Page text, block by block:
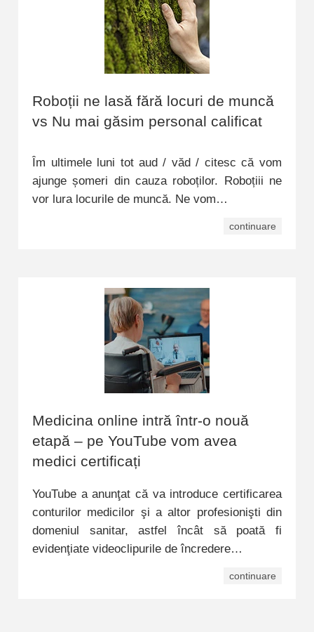
Roboții ne lasă fără locuri de muncă
vs Nu mai găsim personal calificat
Îm ultimele luni tot aud / văd / citesc că vom
ajunge șomeri din cauza roboților. Roboțiii ne
vor lura locurile de muncă. Ne vom…
continuare
Medicina online intră într-o nouă
etapă – pe YouTube vom avea
medici certificați
YouTube a anunţat că va introduce certificarea
conturilor medicilor şi a altor profesionişti din
domeniul sanitar, astfel încât să poată fi
evidenţiate videoclipurile de încredere…
continuare